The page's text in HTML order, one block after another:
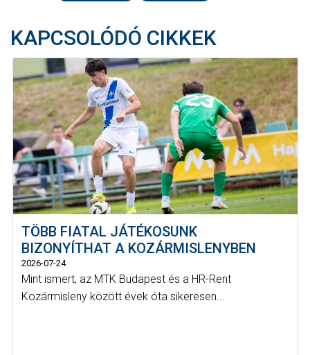
KAPCSOLÓDÓ CIKKEK
TÖBB FIATAL JÁTÉKOSUNK
BIZONYÍTHAT A KOZÁRMISLENYBEN
2026-07-24
Mint ismert, az MTK Budapest és a HR-Rent
Kozármisleny között évek óta sikeresen...